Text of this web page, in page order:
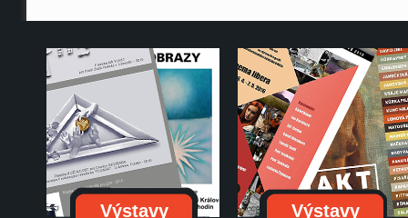
Výstavy
Výstavy